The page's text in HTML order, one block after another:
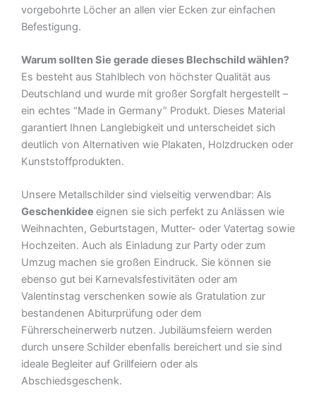
vorgebohrte Löcher an allen vier Ecken zur einfachen
Befestigung.
Warum sollten Sie gerade dieses Blechschild wählen?
Es besteht aus Stahlblech von höchster Qualität aus
Deutschland und wurde mit großer Sorgfalt hergestellt –
ein echtes “Made in Germany” Produkt. Dieses Material
garantiert Ihnen Langlebigkeit und unterscheidet sich
deutlich von Alternativen wie Plakaten, Holzdrucken oder
Kunststoffprodukten.
Unsere Metallschilder sind vielseitig verwendbar: Als
Geschenkidee eignen sie sich perfekt zu Anlässen wie
Weihnachten, Geburtstagen, Mutter- oder Vatertag sowie
Hochzeiten. Auch als Einladung zur Party oder zum
Umzug machen sie großen Eindruck. Sie können sie
ebenso gut bei Karnevalsfestivitäten oder am
Valentinstag verschenken sowie als Gratulation zur
bestandenen Abiturprüfung oder dem
Führerscheinerwerb nutzen. Jubiläumsfeiern werden
durch unsere Schilder ebenfalls bereichert und sie sind
ideale Begleiter auf Grillfeiern oder als
Abschiedsgeschenk.